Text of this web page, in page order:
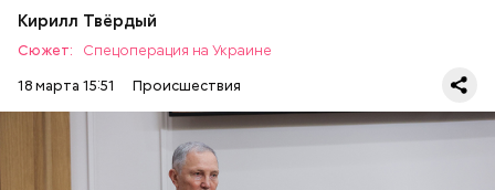
Кирилл Твёрдый
Сюжет:
Спецоперация на Украине
18 марта 15:51
Происшествия